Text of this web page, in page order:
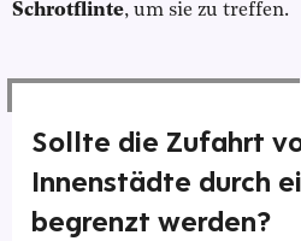
Schrotflinte, um sie zu treffen.
Sollte die Zufahrt
Innenstädte durch
begrenzt werden?